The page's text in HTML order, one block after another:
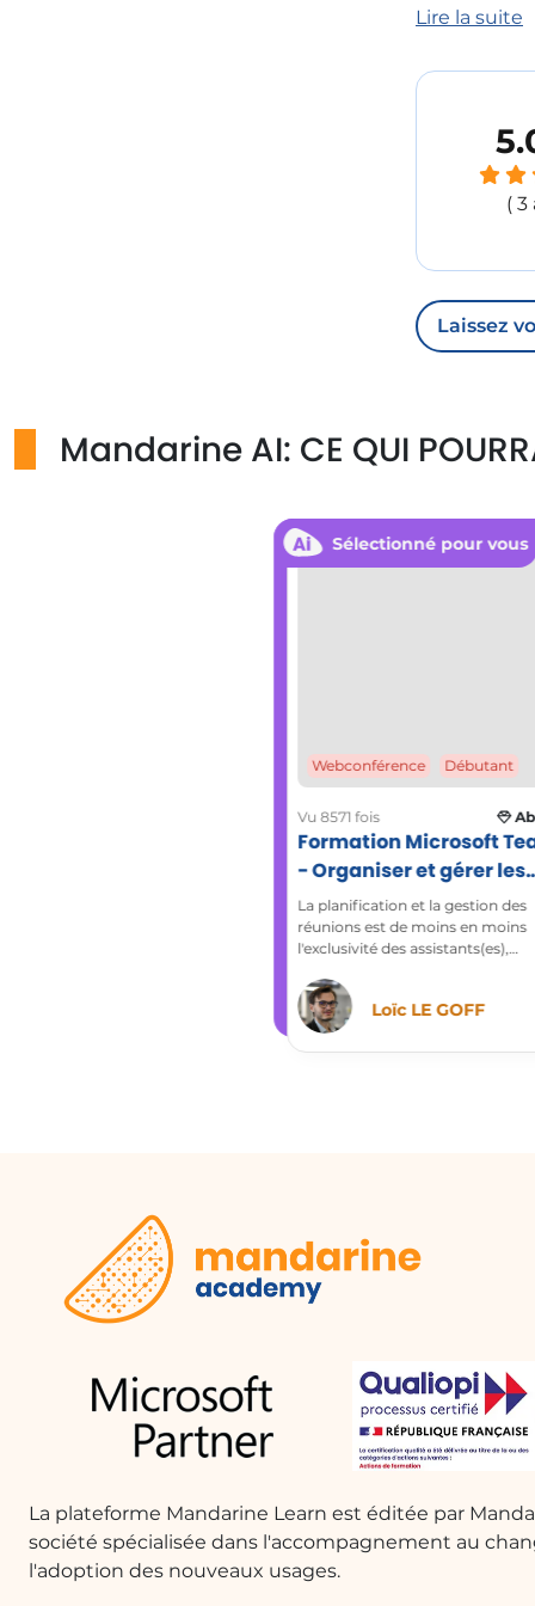
​La
Les
Le
​Les
​Les
​Les
1 quiz sur
et
​Les
gestion
Office.
​Les
projet,
temps réel.
virtuelles,
Lire la suite
( 3
Laissez
Mandarine AI: CE QUI
Sélectionné pour vous
Webconférence Débutant
Vu 8571 fois
Formation Microsoft
- Organiser et gérer les
réunions
La planification et la gestion des
réunions est de moins en moins
l'exclusivité des assistants(es),
savoir organiser et gérer une
en ligne.
Loïc LE GOFF
La plateforme Mandarine Learn est éditée par
société spécialisée dans l'accompagnement au
l'adoption des nouveaux usages.